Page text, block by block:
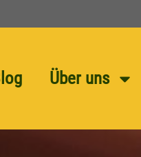
Über uns